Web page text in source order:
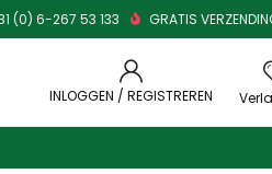
(0) 6-267 53 133 GRATIS
INLOGGEN / REGISTREREN